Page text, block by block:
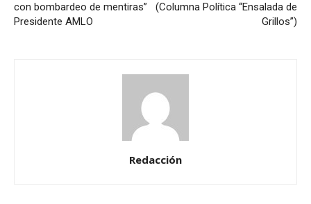
con bombardeo de mentiras”
Presidente AMLO
(Columna Política “Ensalada de
Grillos”)
Redacción